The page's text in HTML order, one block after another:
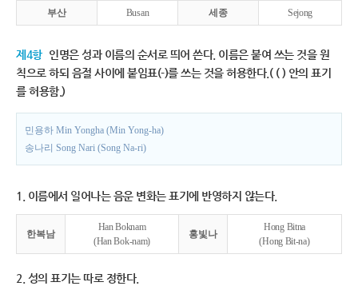
부산 Busan 세종 Sejong
제4항 인명은 성과 이름의 순서로 띄어 쓴다. 이름은 붙여 쓰는 것을 원
칙으로 하되 음절 사이에 붙임표(-)를 쓰는 것을 허용한다.( ( ) 안의 표기
를 허용함.)
민용하 Min Yongha (Min Yong-ha)
송나리 Song Nari (Song Na-ri)
1. 이름에서 일어나는 음운 변화는 표기에 반영하지 않는다.
한복남
Han Boknam
(Han Bok-nam)
홍빛나
Hong Bitna
(Hong Bit-na)
2. 성의 표기는 따로 정한다.